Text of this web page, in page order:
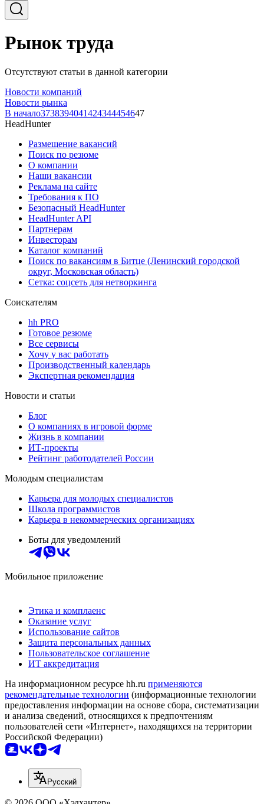
Рынок труда
Отсутствуют статьи в данной категории
Новости компаний
Новости рынка
В начало3738394041424344454647
HeadHunter
Размещение вакансий
Поиск по резюме
О компании
Наши вакансии
Реклама на сайте
Требования к ПО
Безопасный HeadHunter
HeadHunter API
Партнерам
Инвесторам
Каталог компаний
Поиск по вакансиям в Битце (Ленинский городской
округ, Московская область)
Сетка: соцсеть для нетворкинга
Соискателям
hh PRO
Готовое резюме
Все сервисы
Хочу у вас работать
Производственный календарь
Экспертная рекомендация
Новости и статьи
Блог
О компаниях в игровой форме
Жизнь в компании
ИТ-проекты
Рейтинг работодателей России
Молодым специалистам
Карьера для молодых специалистов
Школа программистов
Карьера в некоммерческих организациях
Боты для уведомлений
Мобильное приложение
Этика и комплаенс
Оказание услуг
Использование сайтов
Защита персональных данных
Пользовательское соглашение
ИТ аккредитация
На информационном ресурсе hh.ru применяются
рекомендательные технологии (информационные технологии
предоставления информации на основе сбора, систематизации
и анализа сведений, относящихся к предпочтениям
пользователей сети «Интернет», находящихся на территории
Российской Федерации)
Русский